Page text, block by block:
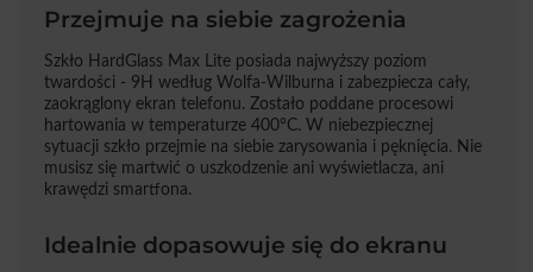
Przejmuje na siebie zagrożenia
Szkło HardGlass Max Lite posiada najwyższy poziom
twardości - 9H według Wolfa-Wilburna i zabezpiecza cały,
zaokrąglony ekran telefonu. Zostało poddane procesowi
hartowania w temperaturze 400°C. W niebezpiecznej
sytuacji szkło przejmie na siebie zarysowania i pęknięcia. Nie
musisz się martwić o uszkodzenie ani wyświetlacza, ani
krawędzi smartfona.
Idealnie dopasowuje się do ekranu